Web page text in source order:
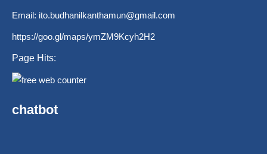
Email: ito.budhanilkanthamun@gmail.com
https://goo.gl/maps/ymZM9Kcyh2H2
Page Hits:
chatbot